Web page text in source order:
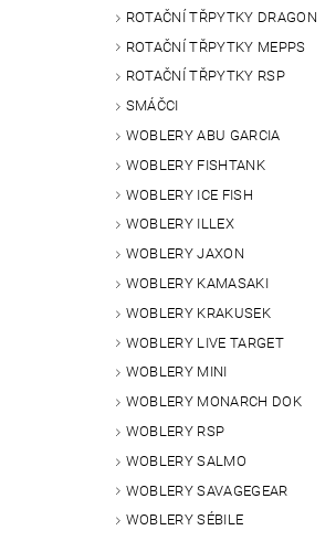
ROTAČNÍ TŘPYTKY DRAGON
ROTAČNÍ TŘPYTKY MEPPS
ROTAČNÍ TŘPYTKY RSP
SMÁČCI
WOBLERY ABU GARCIA
WOBLERY FISHTANK
WOBLERY ICE FISH
WOBLERY ILLEX
WOBLERY JAXON
WOBLERY KAMASAKI
WOBLERY KRAKUSEK
WOBLERY LIVE TARGET
WOBLERY MINI
WOBLERY MONARCH DOK
WOBLERY RSP
WOBLERY SALMO
WOBLERY SAVAGEGEAR
WOBLERY SÉBILE